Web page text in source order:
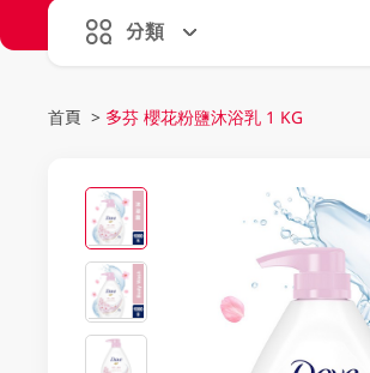
分類
首頁 > 多芬 櫻花粉鹽沐浴乳 1 KG